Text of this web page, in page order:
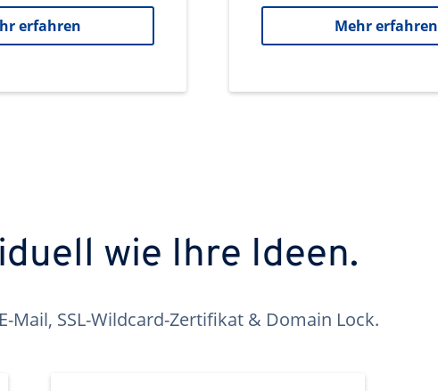
erfahren Mehr erfahren
wie Ihre Ideen.
Mail, SSL-Wildcard-Zertifikat & Domain Lock.